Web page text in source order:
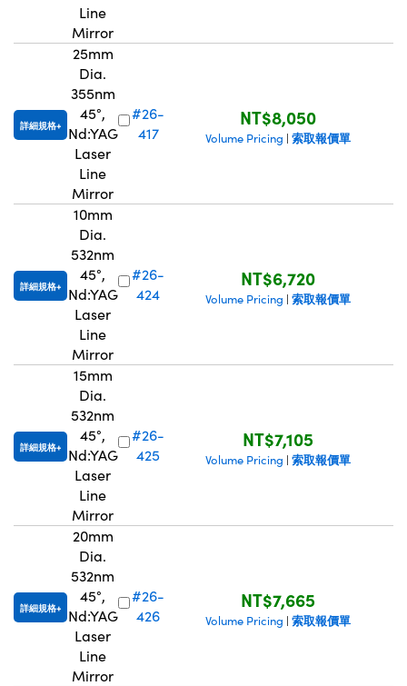
Line
Mirror
詳細規格
25mm
Dia.
355nm
45°,
Nd:YAG
Laser
Line
Mirror
#26-
417
NT$8,050
Volume Pricing | 索取報價單
詳細規格
10mm
Dia.
532nm
45°,
Nd:YAG
Laser
Line
Mirror
#26-
424
NT$6,720
Volume Pricing | 索取報價單
詳細規格
15mm
Dia.
532nm
45°,
Nd:YAG
Laser
Line
Mirror
#26-
425
NT$7,105
Volume Pricing | 索取報價單
詳細規格
20mm
Dia.
532nm
45°,
Nd:YAG
Laser
Line
Mirror
#26-
426
NT$7,665
Volume Pricing | 索取報價單